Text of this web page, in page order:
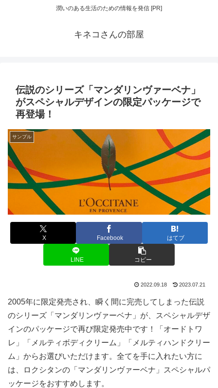
潤いのある生活のための情報を発信 [PR]
キネコさんの部屋
伝説のシリーズ「マンダリンヴァーベナ」
がスペシャルデザインの限定パッケージで
再登場！
サンプル
X Facebook はてブ
LINE コピー
2022.09.18 2023.07.21
2005年に限定発売され、瞬く間に完売してしまった伝説
のシリーズ「マンダリンヴァーベナ」が、スペシャルデザ
インのパッケージで再び限定発売中です！「オードトワ
レ」「メルティボディクリーム」「メルティハンドクリー
ム」からお選びいただけます。全てを手に入れたい方に
は、ロクシタンの「マンダリンヴァーベナ」スペシャルパ
ッケージをおすすめします。